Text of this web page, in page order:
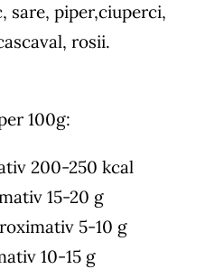
piper,ciuperci,
rosii.
100g:
200-250 kcal
15-20 g
5-10 g
10-15 g